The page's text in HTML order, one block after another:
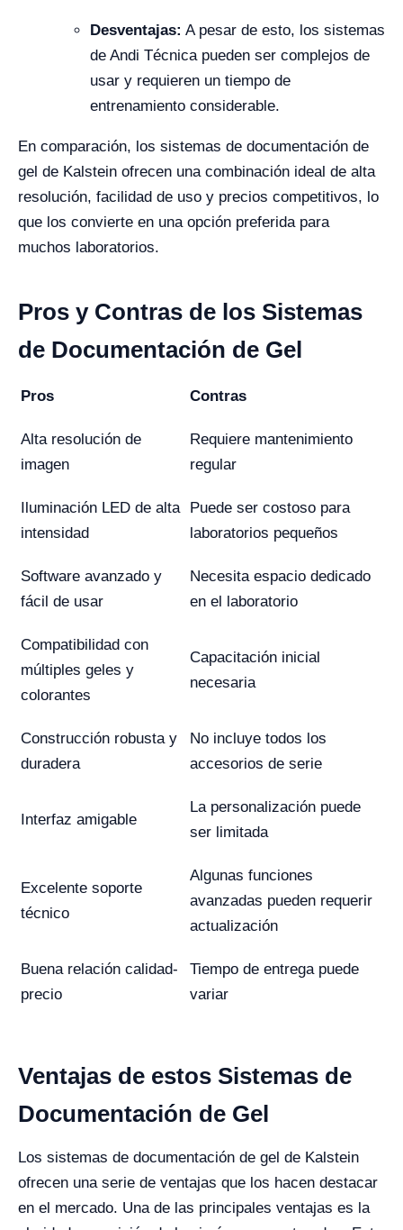
Desventajas: A pesar de esto, los sistemas
de Andi Técnica pueden ser complejos de
usar y requieren un tiempo de
entrenamiento considerable.
En comparación, los sistemas de documentación de
gel de Kalstein ofrecen una combinación ideal de alta
resolución, facilidad de uso y precios competitivos, lo
que los convierte en una opción preferida para
muchos laboratorios.
Pros y Contras de los Sistemas
de Documentación de Gel
Pros Contras
Alta resolución de
imagen
Requiere mantenimiento
regular
Iluminación LED de alta
intensidad
Puede ser costoso para
laboratorios pequeños
Software avanzado y
fácil de usar
Necesita espacio dedicado
en el laboratorio
Compatibilidad con
múltiples geles y
colorantes
Capacitación inicial
necesaria
Construcción robusta y
duradera
No incluye todos los
accesorios de serie
Interfaz amigable
La personalización puede
ser limitada
Excelente soporte
técnico
Algunas funciones
avanzadas pueden requerir
actualización
Buena relación calidad-
precio
Tiempo de entrega puede
variar
Ventajas de estos Sistemas de
Documentación de Gel
Los sistemas de documentación de gel de Kalstein
ofrecen una serie de ventajas que los hacen destacar
en el mercado. Una de las principales ventajas es la